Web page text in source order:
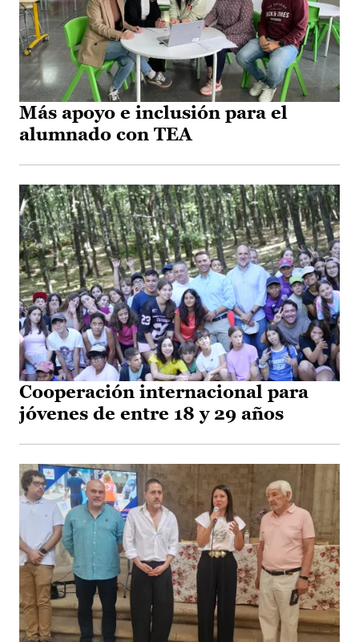
Más apoyo e inclusión para el
alumnado con TEA
Cooperación internacional para
jóvenes de entre 18 y 29 años